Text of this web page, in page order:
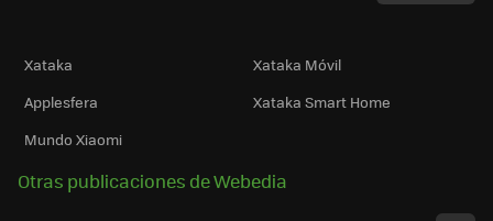
Xataka
Xataka Móvil
Applesfera
Xataka Smart Home
Mundo Xiaomi
Otras publicaciones de Webedia